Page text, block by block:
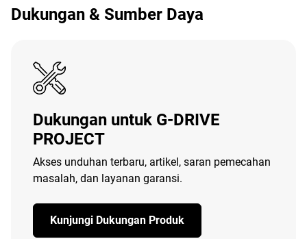
Dukungan & Sumber Daya
Dukungan untuk G-DRIVE
PROJECT
Akses unduhan terbaru, artikel, saran pemecahan
masalah, dan layanan garansi.
Kunjungi Dukungan Produk